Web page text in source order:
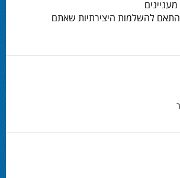
להשלמות היצירתיות שאתם